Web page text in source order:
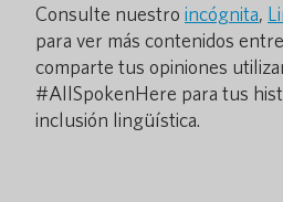
Consulte nuestro incógnita,
para ver más contenidos
comparte tus opiniones
#AllSpokenHere para tus
inclusión lingüística.